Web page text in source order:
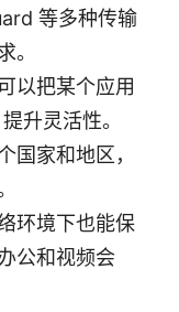
等多种传输
。
以把某个应用
升灵活性。
国家和地区，
环境下也能保
公和视频会